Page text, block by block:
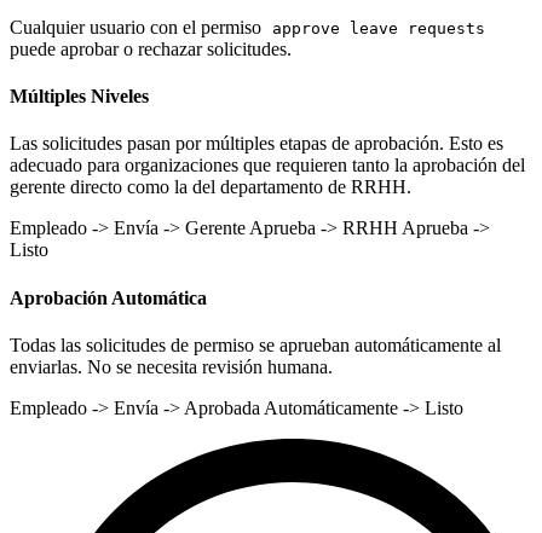
Cualquier usuario con el permiso approve leave requests
puede aprobar o rechazar solicitudes.
Múltiples Niveles
Las solicitudes pasan por múltiples etapas de aprobación. Esto es
adecuado para organizaciones que requieren tanto la aprobación del
gerente directo como la del departamento de RRHH.
Empleado -> Envía -> Gerente Aprueba -> RRHH Aprueba ->
Listo
Aprobación Automática
Todas las solicitudes de permiso se aprueban automáticamente al
enviarlas. No se necesita revisión humana.
Empleado -> Envía -> Aprobada Automáticamente -> Listo